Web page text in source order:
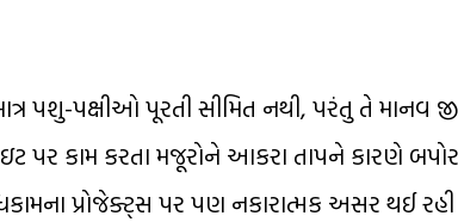
પશુ-પક્ષીઓ પૂરતી સીમિત નથી, પરંતુ તે માનવ
પર કામ કરતા મજૂરોને આકરા તાપને કારણે
પ્રોજેક્ટ્સ પર પણ નકારાત્મક અસર થઈ